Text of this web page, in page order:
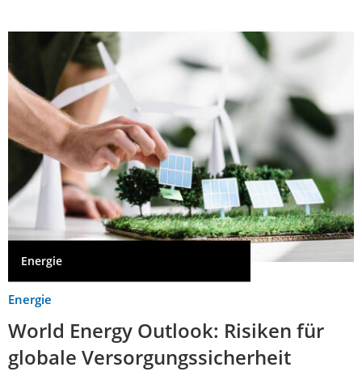
Energie
Energie
World Energy Outlook: Risiken für
globale Versorgungssicherheit